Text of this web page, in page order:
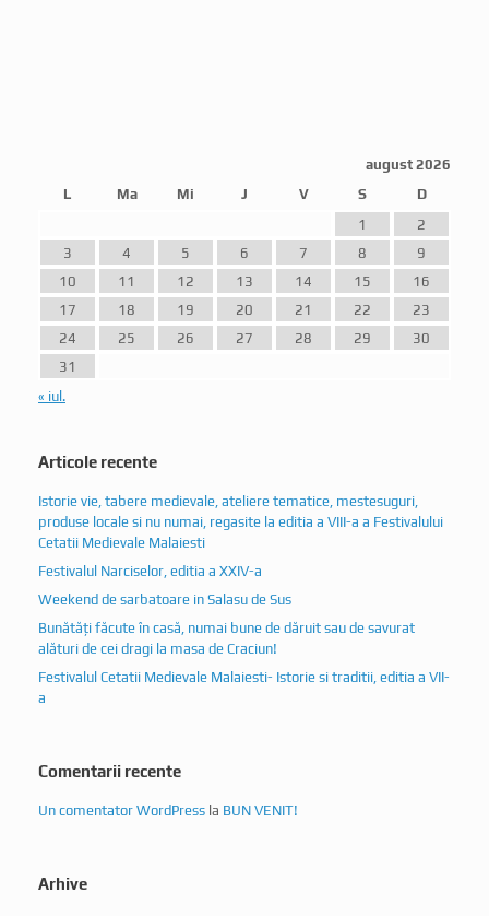
S
D
1
2
8
9
10
11 12 13 14 15
16
17
18 19 20 21 22
23
24
25 26 27 28 29
30
31
« iul.
produse locale si nu numai, regasite la editia a VIII-a a Festivalului
Cetatii Medievale Malaiesti
Festivalul Narciselor, editia a XXIV-a
Weekend de sarbatoare in Salasu de Sus
Bunătăți făcute în casă, numai bune de dăruit sau de savurat
alături de cei dragi la masa de Craciun!
Festivalul Cetatii Medievale Malaiesti- Istorie si traditii, editia a VII-
a